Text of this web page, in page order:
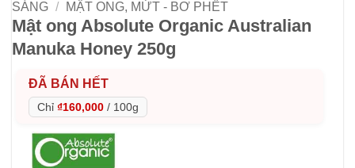
SÁNG / MẬT ONG, MỨT - BƠ PHẾT
Mật ong Absolute Organic Australian
Manuka Honey 250g
ĐÃ BÁN HẾT
Chỉ ₫160,000 / 100g